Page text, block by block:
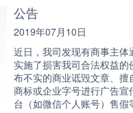
公告
2019年07月10日
近日，我司发现有商事主体
实施了损害我司合法权益的
布不实的商业诋毁文章、擅
商标或企业字号进行广告宣
台（如微信个人账号）售假